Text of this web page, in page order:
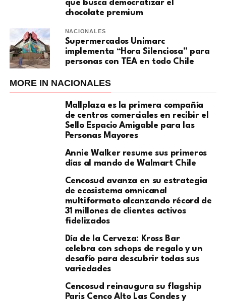
que busca democratizar el
chocolate premium
NACIONALES
Supermercados Unimarc
implementa “Hora Silenciosa” para
personas con TEA en todo Chile
MORE IN NACIONALES
Mallplaza es la primera compañía
de centros comerciales en recibir el
Sello Espacio Amigable para las
Personas Mayores
Annie Walker resume sus primeros
días al mando de Walmart Chile
Cencosud avanza en su estrategia
de ecosistema omnicanal
multiformato alcanzando récord de
31 millones de clientes activos
fidelizados
Día de la Cerveza: Kross Bar
celebra con schops de regalo y un
desafío para descubrir todas sus
variedades
Cencosud reinaugura su flagship
Paris Cenco Alto Las Condes y